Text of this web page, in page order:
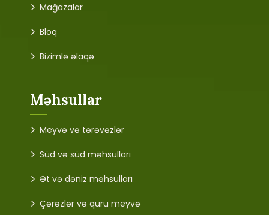
Mağazalar
Bloq
Bizimlə əlaqə
Məhsullar
Meyvə və tərəvəzlər
Süd və süd məhsulları
Ət və dəniz məhsulları
Çərəzlər və quru meyvə